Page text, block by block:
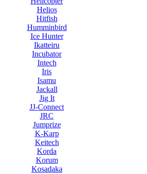
Helios
Hitfish
Humminbird
Ice Hunter
Ikatteiru
Incubator
Intech
Iris
Isamu
Jackall
Jig It
JJ-Connect
JRC
Jumprize
K-Karp
Keitech
Korda
Korum
Kosadaka